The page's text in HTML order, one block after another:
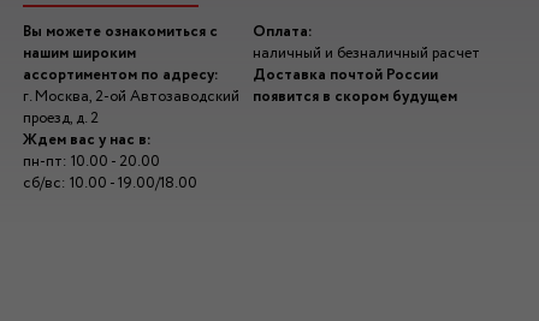
Вы можете ознакомиться с
нашим широким
ассортиментом по адресу:
г. Москва, 2-ой Автозаводский
проезд, д. 2
Ждем вас у нас в:
пн-пт: 10.00 - 20.00
сб/вс: 10.00 - 19.00/18.00
Оплата:
наличный и безналичный расчет
Доставка почтой России
появится в скором будущем